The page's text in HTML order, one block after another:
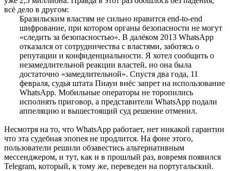
всё дело в другом:
Бразильским властям не сильно нравится end-to-end
шифрование, при котором органы безопасности не могут
«следить за безопасностью». В далёком 2013 WhatsApp
отказался от сотрудничества с властями, заботясь о
репутации и конфиденциальности. Я хотел сообщить о
незамедлительной реакции властей, но она была
достаточно «замедлительной». Спустя два года, 11
февраля, судья штата Пиауи внёс запрет на использование
WhatsApp. Мобильные операторы не торопились
исполнять приговор, а представители WhatsApp подали
аппеляцию и вышестоящий суд решение отменил.
Несмотря на то, что WhatsApp работает, нет никакой гарантии
что эта судебная эпопея не продлится. На фоне этого,
пользователи решили обзавестись альтернативным
мессенджером, и тут, как и в прошлый раз, вовремя появился
Telegram, который, к тому же, переведен на португальский.